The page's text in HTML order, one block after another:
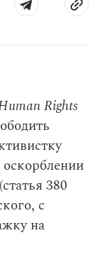
Rights
оскорблении
380
с
на